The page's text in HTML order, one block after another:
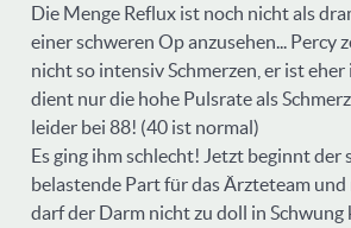
Die Menge Reflux ist noch nicht als
einer schweren Op anzusehen... Percy
nicht so intensiv Schmerzen, er ist
dient nur die hohe Pulsrate als
leider bei 88! (40 ist normal)
Es ging ihm schlecht! Jetzt beginnt der
belastende Part für das Ärzteteam und
darf der Darm nicht zu doll in Schwung